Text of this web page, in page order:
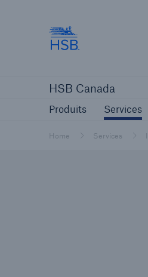
HSB Canada
Produits Services
Home Services